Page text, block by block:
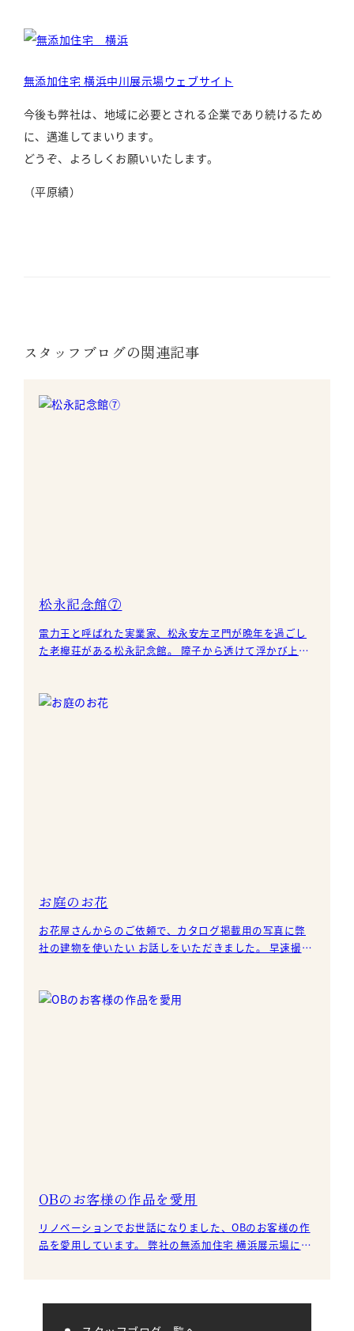
無添加住宅 横浜中川展示場ウェブサイト
今後も弊社は、地域に必要とされる企業であり続けるため
に、邁進してまいります。
どうぞ、よろしくお願いいたします。
（平原績）
スタッフブログの関連記事
松永記念館⑦
電力王と呼ばれた実業家、松永安左ヱ門が晩年を過ごし
た老欅荘がある松永記念館。 障子から透けて浮かび上が
お庭のお花
お花屋さんからのご依頼で、カタログ掲載用の写真に弊
社の建物を使いたい お話しをいただきました。 早速撮影
OBのお客様の作品を愛用
リノベーションでお世話になりました、OBのお客様の作
品を愛用しています。 弊社の無添加住宅 横浜展示場にて